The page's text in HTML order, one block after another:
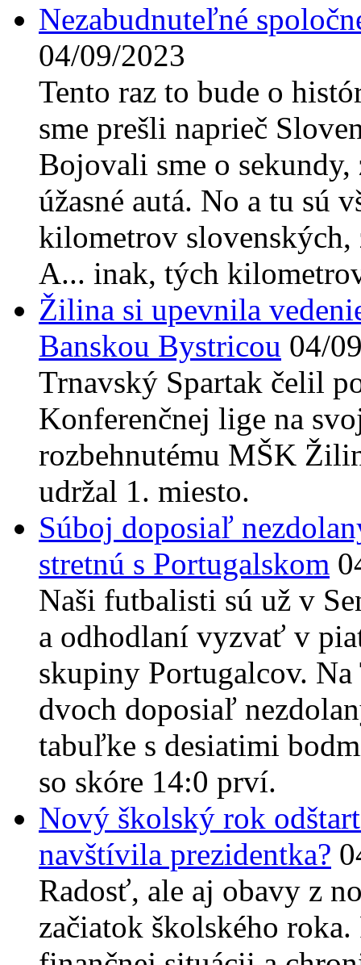
Nezabudnuteľné
04/09/2023
Tento raz to bude o
sme prešli naprieč
Bojovali sme o
úžasné autá. No a tu sú
kilometrov slovenských,
A... inak, tých
Žilina si upevnila
Banskou Bystricou 04/
Trnavský Spartak čelil
Konferenčnej lige na
rozbehnutému MŠK
udržal 1. miesto.
Súboj doposiaľ
stretnú s Portugalskom
Naši futbalisti sú už v
a odhodlaní vyzvať v
skupiny Portugalcov.
dvoch doposiaľ
tabuľke s desiatimi
so skóre 14:0 prví.
Nový školský rok
navštívila prezidentka?
Radosť, ale aj obavy z
začiatok školského